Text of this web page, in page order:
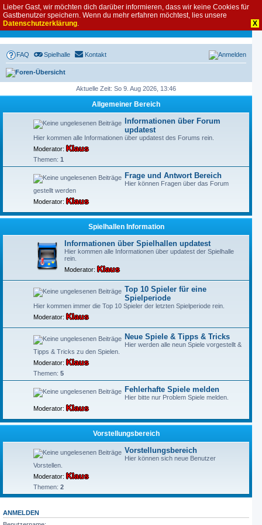
Lieber Gast, wir möchten dich darüber informieren, dass wir keine Cookies für
Gastbenutzer speichern. Wenn du mehr erfahren möchtest, lies unsere
Datenschutzerklärung. X
FAQ Spielhalle Kontakt Anmelden
Foren-Übersicht
Aktuelle Zeit: So 9. Aug 2026, 13:46
Allgemeiner Bereich
Informationen über Forum
updatest
Hier kommen alle Informationen über updatest des Forums rein.
Moderator: Klaus
Themen: 1
Frage und Antwort Bereich
Hier können Fragen über das Forum
gestellt werden
Moderator: Klaus
Spielhallen Information
Informationen über Spielhallen updatest
Hier kommen alle Informationen über updatest der Spielhalle
rein.
Moderator: Klaus
Top 10 Spieler für eine
Spielperiode
Hier kommen immer die Top 10 Spieler der letzten Spielperiode rein.
Moderator: Klaus
Neue Spiele & Tipps & Tricks
Hier werden alle neun Spiele vorgestellt &
Tipps & Tricks zu den Spielen.
Moderator: Klaus
Themen: 5
Fehlerhafte Spiele melden
Hier bitte nur Problem Spiele melden.
Moderator: Klaus
Vorstellungsbereich
Vorstellungsbereich
Hier können sich neue Benutzer
Vorstellen.
Moderator: Klaus
Themen: 2
ANMELDEN